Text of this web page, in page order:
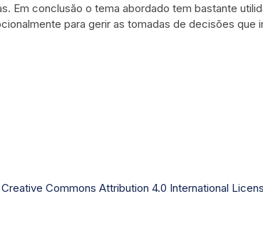
Em conclusão o tema abordado tem bastante
para gerir as tomadas de decisões que
Creative Commons Attribution 4.0 International